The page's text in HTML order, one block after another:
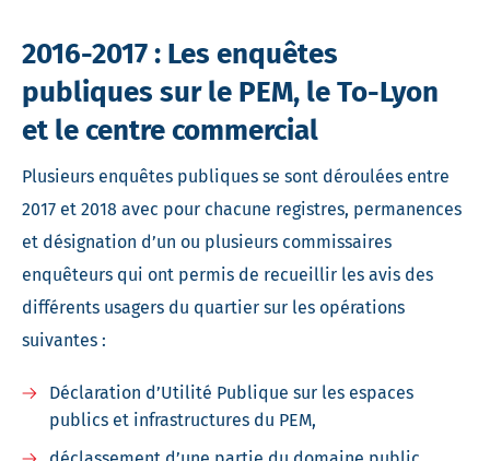
2016-2017 : Les enquêtes
publiques sur le PEM, le To-Lyon
et le centre commercial
Plusieurs enquêtes publiques se sont déroulées entre
2017 et 2018 avec pour chacune registres, permanences
et désignation d’un ou plusieurs commissaires
enquêteurs qui ont permis de recueillir les avis des
différents usagers du quartier sur les opérations
suivantes :
Déclaration d’Utilité Publique sur les espaces
publics et infrastructures du PEM,